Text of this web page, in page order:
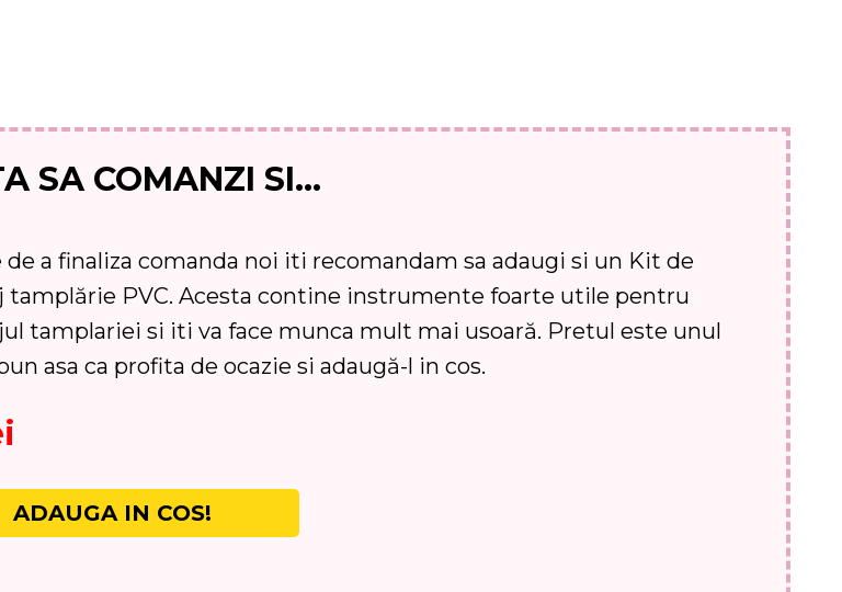
SA COMANZI SI...
de a finaliza comanda noi iti recomandam sa adaugi si un Kit de
tamplărie PVC. Acesta contine instrumente foarte utile pentru
tamplariei si iti va face munca mult mai usoară. Pretul este unul
asa ca profita de ocazie si adaugă-l in cos.
ADAUGA IN COS!